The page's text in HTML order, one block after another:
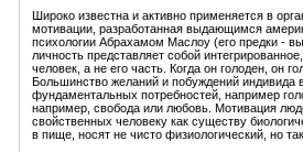
Широко известна и активно применяется в
мотивации, разработанная выдающимся
психологии Абрахамом Маслоу (его предки -
личность представляет собой
человек, а не его часть. Когда он голоден, он
Большинство желаний и побуждений индивида
фундаментальных потребностей, например
например, свобода или любовь. Мотивация
свойственных человеку как существу
в пище, носят не чисто физиологический, но